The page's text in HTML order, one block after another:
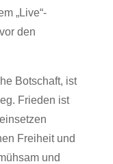
„Live“-
den
Botschaft, ist
Frieden ist
Freiheit und
und